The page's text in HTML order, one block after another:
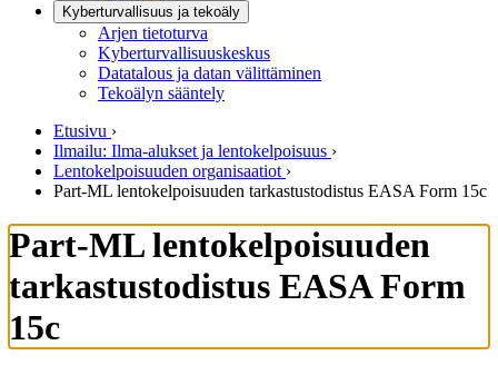
Kyberturvallisuus ja tekoäly
Arjen tietoturva
Kyberturvallisuuskeskus
Datatalous ja datan välittäminen
Tekoälyn sääntely
Etusivu ›
Ilmailu: Ilma-alukset ja lentokelpoisuus ›
Lentokelpoisuuden organisaatiot ›
Part-ML lentokelpoisuuden tarkastustodistus EASA Form 15c
Part-ML lentokelpoisuuden
tarkastustodistus EASA Form
15c